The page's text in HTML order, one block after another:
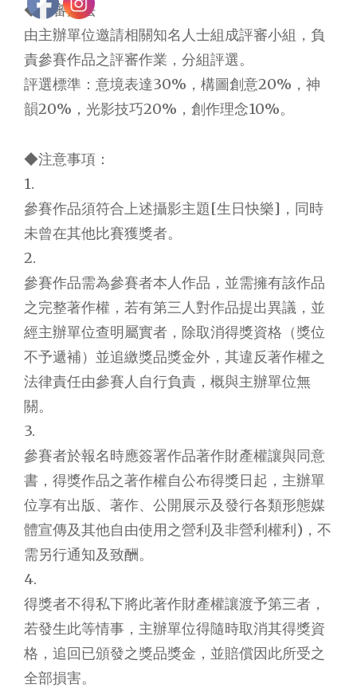
◆評審方法
由主辦單位邀請相關知名人士組成評審小組，負
責參賽作品之評審作業，分組評選。
評選標準：意境表達30%，構圖創意20%，神
韻20%，光影技巧20%，創作理念10%。
◆注意事項：
1.
參賽作品須符合上述攝影主題[生日快樂]，同時
未曾在其他比賽獲獎者。
2.
參賽作品需為參賽者本人作品，並需擁有該作品
之完整著作權，若有第三人對作品提出異議，並
經主辦單位查明屬實者，除取消得獎資格（獎位
不予遞補）並追繳獎品獎金外，其違反著作權之
法律責任由參賽人自行負責，概與主辦單位無
關。
3.
參賽者於報名時應簽署作品著作財產權讓與同意
書，得獎作品之著作權自公布得獎日起，主辦單
位享有出版、著作、公開展示及發行各類形態媒
體宣傳及其他自由使用之營利及非營利權利)，不
需另行通知及致酬。
4.
得獎者不得私下將此著作財產權讓渡予第三者，
若發生此等情事，主辦單位得隨時取消其得獎資
格，追回已頒發之獎品獎金，並賠償因此所受之
全部損害。